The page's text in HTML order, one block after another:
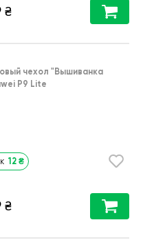
₴
чехол "Вышиванка
P9 Lite
12 ₴
₴